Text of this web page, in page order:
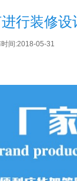
行装修设
间:2018-05-31